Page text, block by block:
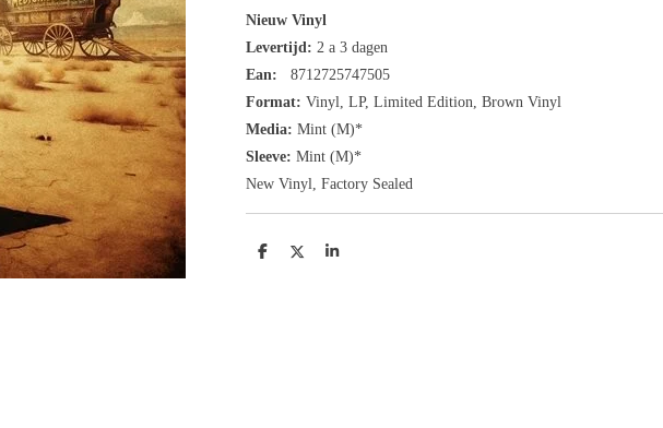
Nieuw Vinyl
Levertijd: 2 a 3 dagen
Ean:
8712725747505
Format: Vinyl, LP, Limited Edition, Brown Vinyl
Media: Mint (M)*
Sleeve: Mint (M)*
New Vinyl, Factory Sealed
D
D
S